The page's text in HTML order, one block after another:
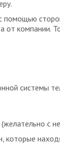
помощью
от компании.
системы
с
которые